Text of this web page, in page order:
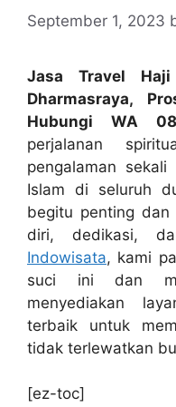
September 1, 2023
Jasa Travel
Dharmasraya,
Hubungi WA
perjalanan
pengalaman
Islam di seluruh
begitu penting dan
diri, dedikasi,
Indowisata, kami
suci ini dan
menyediakan
terbaik untuk
tidak terlewatkan
[ez-toc]